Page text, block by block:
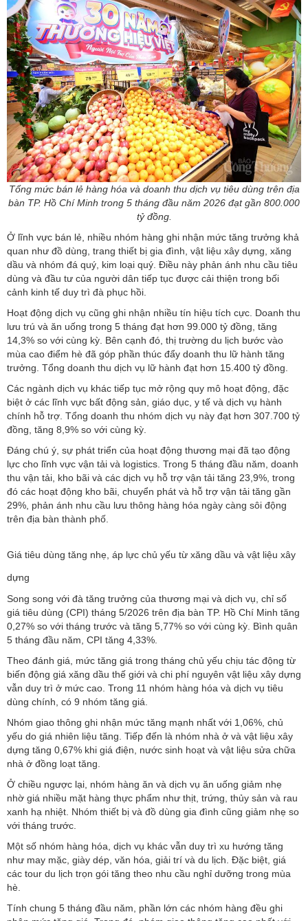
Tổng mức bán lẻ hàng hóa và doanh thu dịch vụ tiêu dùng trên địa
bàn TP. Hồ Chí Minh trong 5 tháng đầu năm 2026 đạt gần 800.000
tỷ đồng.
Ở lĩnh vực bán lẻ, nhiều nhóm hàng ghi nhận mức tăng trưởng khả
quan như đồ dùng, trang thiết bị gia đình, vật liệu xây dựng, xăng
dầu và nhóm đá quý, kim loại quý. Điều này phản ánh nhu cầu tiêu
dùng và đầu tư của người dân tiếp tục được cải thiện trong bối
cảnh kinh tế duy trì đà phục hồi.
Hoạt động dịch vụ cũng ghi nhận nhiều tín hiệu tích cực. Doanh thu
lưu trú và ăn uống trong 5 tháng đạt hơn 99.000 tỷ đồng, tăng
14,3% so với cùng kỳ. Bên cạnh đó, thị trường du lịch bước vào
mùa cao điểm hè đã góp phần thúc đẩy doanh thu lữ hành tăng
trưởng. Tổng doanh thu dịch vụ lữ hành đạt hơn 15.400 tỷ đồng.
Các ngành dịch vụ khác tiếp tục mở rộng quy mô hoạt động, đặc
biệt ở các lĩnh vực bất động sản, giáo dục, y tế và dịch vụ hành
chính hỗ trợ. Tổng doanh thu nhóm dịch vụ này đạt hơn 307.700 tỷ
đồng, tăng 8,9% so với cùng kỳ.
Đáng chú ý, sự phát triển của hoạt động thương mại đã tạo động
lực cho lĩnh vực vận tải và logistics. Trong 5 tháng đầu năm, doanh
thu vận tải, kho bãi và các dịch vụ hỗ trợ vận tải tăng 23,9%, trong
đó các hoạt động kho bãi, chuyển phát và hỗ trợ vận tải tăng gần
29%, phản ánh nhu cầu lưu thông hàng hóa ngày càng sôi động
trên địa bàn thành phố.
Giá tiêu dùng tăng nhẹ, áp lực chủ yếu từ xăng dầu và vật liệu xây
dựng
Song song với đà tăng trưởng của thương mại và dịch vụ, chỉ số
giá tiêu dùng (CPI) tháng 5/2026 trên địa bàn TP. Hồ Chí Minh tăng
0,27% so với tháng trước và tăng 5,77% so với cùng kỳ. Bình quân
5 tháng đầu năm, CPI tăng 4,33%.
Theo đánh giá, mức tăng giá trong tháng chủ yếu chịu tác động từ
biến động giá xăng dầu thế giới và chi phí nguyên vật liệu xây dựng
vẫn duy trì ở mức cao. Trong 11 nhóm hàng hóa và dịch vụ tiêu
dùng chính, có 9 nhóm tăng giá.
Nhóm giao thông ghi nhận mức tăng mạnh nhất với 1,06%, chủ
yếu do giá nhiên liệu tăng. Tiếp đến là nhóm nhà ở và vật liệu xây
dựng tăng 0,67% khi giá điện, nước sinh hoạt và vật liệu sửa chữa
nhà ở đồng loạt tăng.
Ở chiều ngược lại, nhóm hàng ăn và dịch vụ ăn uống giảm nhẹ
nhờ giá nhiều mặt hàng thực phẩm như thịt, trứng, thủy sản và rau
xanh hạ nhiệt. Nhóm thiết bị và đồ dùng gia đình cũng giảm nhẹ so
với tháng trước.
Một số nhóm hàng hóa, dịch vụ khác vẫn duy trì xu hướng tăng
như may mặc, giày dép, văn hóa, giải trí và du lịch. Đặc biệt, giá
các tour du lịch trọn gói tăng theo nhu cầu nghỉ dưỡng trong mùa
hè.
Tính chung 5 tháng đầu năm, phần lớn các nhóm hàng đều ghi